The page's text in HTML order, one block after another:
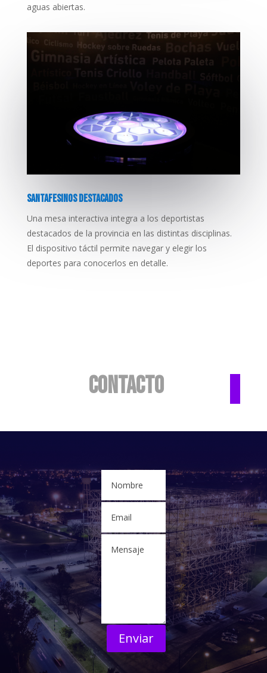
aguas abiertas.
SANTAFESINOS DESTACADOS
Una mesa interactiva integra a los deportistas
destacados de la provincia en las distintas disciplinas.
El dispositivo táctil permite navegar y elegir los
deportes para conocerlos en detalle.
contacto
Enviar